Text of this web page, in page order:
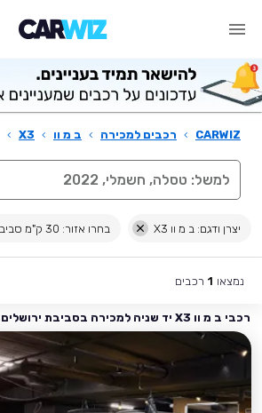
CARWIZ
› רכבים למכירה › ב מ וו ›
X3
›
יצרן ודגם: ב מ וו X3 בחרו אזור: 30 ק"מ סביב ירושלים
נמצאו 1 רכבים
רכבי ב מ וו X3 יד שניה למכירה בסביבת ירושלים